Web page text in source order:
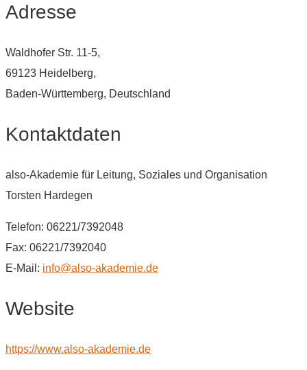
Adresse
Waldhofer Str. 11-5,
69123 Heidelberg,
Baden-Württemberg, Deutschland
Kontaktdaten
also-Akademie für Leitung, Soziales und Organisation
Torsten Hardegen
Telefon: 06221/7392048
Fax: 06221/7392040
E-Mail: info@also-akademie.de
Website
https://www.also-akademie.de